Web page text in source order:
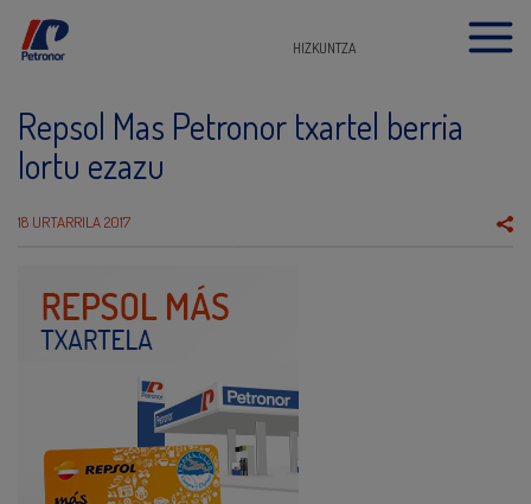
HIZKUNTZA
Repsol Mas Petronor txartel berria
lortu ezazu
18 URTARRILA 2017